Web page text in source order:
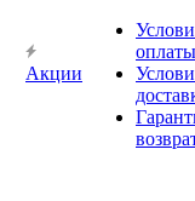
Акции
оплаты